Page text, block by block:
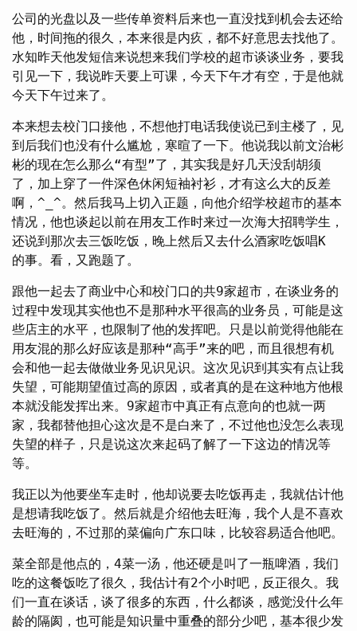
公司的光盘以及一些传单资料后来也一直没找到机会去还给
他，时间拖的很久，本来很是内疚，都不好意思去找他了。
水知昨天他发短信来说想来我们学校的超市谈谈业务，要我
引见一下，我说昨天要上可课，今天下午才有空，于是他就
今天下午过来了。
本来想去校门口接他，不想他打电话我使说已到主楼了，见
到后我们也没有什么尴尬，寒暄了一下。他说我以前文治彬
彬的现在怎么那么“有型”了，其实我是好几天没刮胡须
了，加上穿了一件深色休闲短袖衬衫，才有这么大的反差
啊，^_^。然后我马上切入正题，向他介绍学校超市的基本
情况，他也谈起以前在用友工作时来过一次海大招聘学生，
还说到那次去三饭吃饭，晚上然后又去什么酒家吃饭唱K
的事。看，又跑题了。
跟他一起去了商业中心和校门口的共9家超市，在谈业务的
过程中发现其实他也不是那种水平很高的业务员，可能是这
些店主的水平，也限制了他的发挥吧。只是以前觉得他能在
用友混的那么好应该是那种“高手”来的吧，而且很想有机
会和他一起去做做业务见识见识。这次见识到其实有点让我
失望，可能期望值过高的原因，或者真的是在这种地方他根
本就没能发挥出来。9家超市中真正有点意向的也就一两
家，我都替他担心这次是不是白来了，不过他也没怎么表现
失望的样子，只是说这次来起码了解了一下这边的情况等
等。
我正以为他要坐车走时，他却说要去吃饭再走，我就估计他
是想请我吃饭了。然后就是介绍他去旺海，我个人是不喜欢
去旺海的，不过那的菜偏向广东口味，比较容易适合他吧。
菜全部是他点的，4菜一汤，他还硬是叫了一瓶啤酒，我们
吃的这餐饭吃了很久，我估计有2个小时吧，反正很久。我
们一直在谈话，谈了很多的东西，什么都谈，感觉没什么年
龄的隔阂，也可能是知识量中重叠的部分少吧，基本很少发